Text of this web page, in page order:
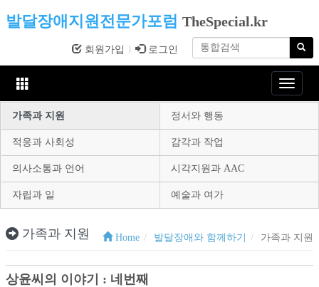
발달장애지원전문가포럼 TheSpecial.kr
회원가입 로그인
Toggle
가족과 지원
정서와 행동
적응과 사회성 감각과 작업
의사소통과 언어 시각지원과 AAC
자립과 일 예술과 여가
가족과 지원 Home 발달장애와 함께하기 가족과 지원
상윤씨의 이야기 : 네번째